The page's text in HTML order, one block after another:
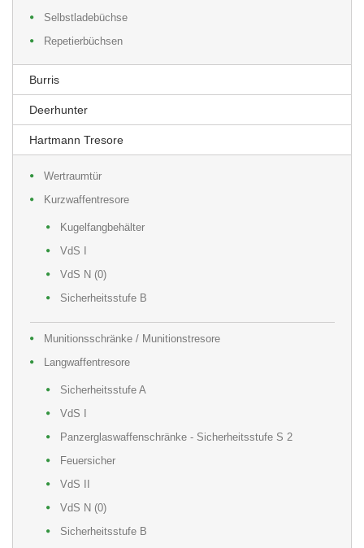
Selbstladebüchse
Repetierbüchsen
Burris
Deerhunter
Hartmann Tresore
Wertraumtür
Kurzwaffentresore
Kugelfangbehälter
VdS I
VdS N (0)
Sicherheitsstufe B
Munitionsschränke / Munitionstresore
Langwaffentresore
Sicherheitsstufe A
VdS I
Panzerglaswaffenschränke - Sicherheitsstufe S 2
Feuersicher
VdS II
VdS N (0)
Sicherheitsstufe B